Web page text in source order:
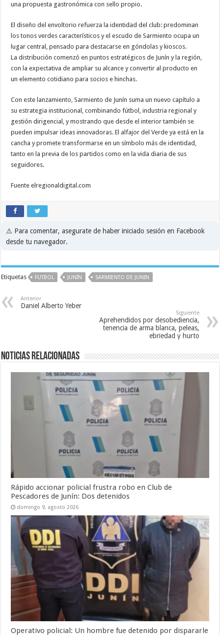
una propuesta gastronómica con sello propio.
El diseño del envoltorio refuerza la identidad del club: predominan
los tonos verdes característicos y el escudo de Sarmiento ocupa un
lugar central, pensado para destacarse en góndolas y kioscos.
La distribución comenzó en puntos estratégicos de Junín y la región,
con la expectativa de ampliar su alcance y convertir al producto en
un elemento cotidiano para socios e hinchas.
Con este lanzamiento, Sarmiento de Junín suma un nuevo capítulo a
su estrategia institucional, combinando fútbol, industria regional y
gestión dirigencial, y mostrando que desde el interior también se
pueden impulsar ideas innovadoras. El alfajor del Verde ya está en la
cancha y promete transformarse en un símbolo más de identidad,
tanto en la previa de los partidos como en la vida diaria de sus
seguidores.
Fuente elregionaldigital.com
⚠️ Para comentar, asegurate de haber iniciado sesión en Facebook
desde tu navegador.
Etiquetas FUTBOL JUNÍN SARMIENTO DE JUNIN
Anterior
Daniel Alberto Yeber
Siguiente
Aprehendidos por desobediencia,
tenencia de arma blanca, peleas,
ebriedad y hurto
Noticias relacionadas
Rápido accionar policial frustra robo en Club de
Pescadores de Junín: Dos detenidos
domingo 9, agosto 2026
Operativo policial: Un hombre fue detenido por dispararle